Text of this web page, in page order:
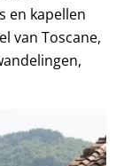
en kapellen
van Toscane,